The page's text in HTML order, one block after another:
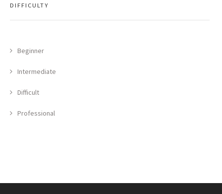
DIFFICULTY
Beginner
Intermediate
Difficult
Professional